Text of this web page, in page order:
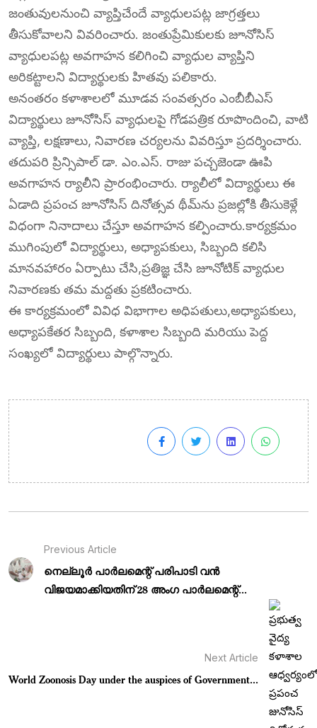
జంతువులనుంచి వ్యాప్తిచేందే వ్యాధులపట్ల జాగ్రత్తలు
తీసుకోవాలని వివరించారు. జంతుప్రేమికులకు జూనోసిస్
వ్యాధులపట్ల అవగాహన కలిగించి వ్యాధుల వ్యాప్తిని
అరికట్టాలని విద్యార్థులకు హితవు పలికారు.
అనంతరం కళాశాలలో మూడవ సంవత్సరం ఎంబీబీఎస్
విద్యార్థులు జూనోసిస్ వ్యాధులపై గోడపత్రిక రూపొందించి, వాటి
వ్యాప్తి, లక్షణాలు, నివారణ చర్యలను వివరిస్తూ ప్రదర్శించారు.
తదుపరి ప్రిన్సిపాల్ డా. ఎం.ఎస్. రాజు పచ్చజెండా ఊపి
అవగాహన ర్యాలీని ప్రారంభించారు. ర్యాలీలో విద్యార్థులు ఈ
ఏడాది ప్రపంచ జూనోసిస్ దినోత్సవ థీమ్‌ను ప్రజల్లోకి తీసుకెళ్లే
విధంగా నినాదాలు చేస్తూ అవగాహన కల్పించారు.కార్యక్రమం
ముగింపులో విద్యార్థులు, అధ్యాపకులు, సిబ్బంది కలిసి
మానవహారం ఏర్పాటు చేసి,ప్రతిజ్ఞ చేసి జూనోటిక్ వ్యాధుల
నివారణకు తమ మద్దతు ప్రకటించారు.
ఈ కార్యక్రమంలో వివిధ విభాగాల అధిపతులు,అధ్యాపకులు,
అధ్యాపకేతర సిబ్బంది, కళాశాల సిబ్బంది మరియు పెద్ద
సంఖ్యలో విద్యార్థులు పాల్గొన్నారు.
Previous Article
നെല്ലൂർ പാർലമെന്റ് പരിപാടി വൻ
വിജയമാക്കിയതിന് 28 അംഗ പാർലമെന്റ്...
Next Article
World Zoonosis Day under the auspices of Government...